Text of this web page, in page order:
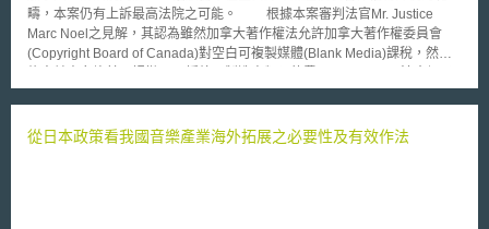
疇，本案仍有上訴最高法院之可能。 根據本案審判法官Mr. Justice
Marc Noel之見解，其認為雖然加拿大著作權法允許加拿大著作權委員會
(Copyright Board of Canada)對空白可複製媒體(Blank Media)課稅，然法
其亦認知到，著作權委員會是本著希望補償著作權人因為點對點網路下載而
MP3播放器交易加以課稅仍非合法。 2003年12月加拿大開始針對可複
從日本政策看我國音樂產業海外拓展之必要性及有效作法